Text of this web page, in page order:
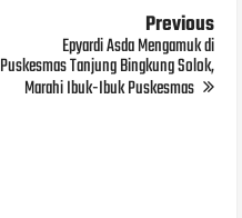
Previous
Epyardi Asda Mengamuk di
Puskesmas Tanjung Bingkung Solok,
Marahi Ibuk-Ibuk Puskesmas